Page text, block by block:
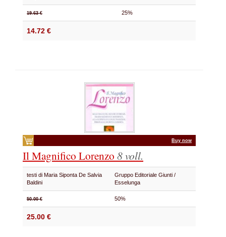
19.63 € 25%
14.72 €
Buy now
Il Magnifico Lorenzo 8 voll.
testi di Maria Siponta De Salvia
Baldini
Gruppo Editoriale Giunti /
Esselunga
50.00 € 50%
25.00 €